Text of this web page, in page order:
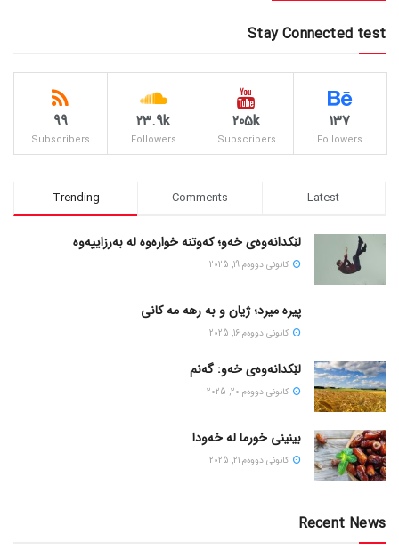
Stay Connected test
137
Followers
205k
Subscribers
23.9k
Followers
99
Subscribers
Trending Comments Latest
لێکدانەوەی خەو؛ کەوتنە خوارەوە لە بەرزاییەوە
كانونی دووه‌م 19, 2025
پیره میرد؛ ژیان و به رهه مه کانی
كانونی دووه‌م 16, 2025
لێکدانەوەی خەو: گەنم
كانونی دووه‌م 20, 2025
بینینی خورما لە خەودا
كانونی دووه‌م 21, 2025
Recent News